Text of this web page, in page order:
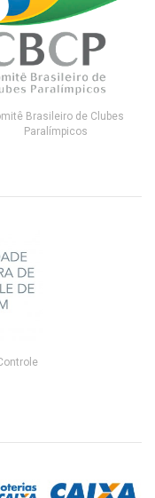
Brasileiro de Clubes
Paralímpicos